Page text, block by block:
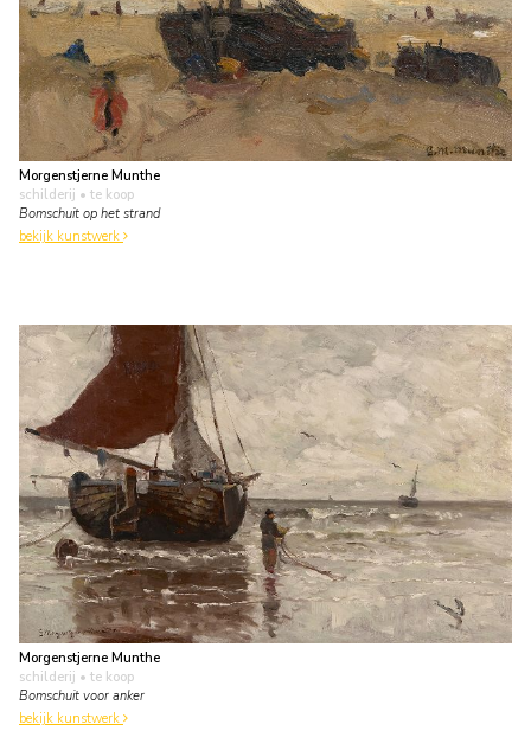
Morgenstjerne Munthe
schilderij • te koop
Bomschuit op het strand
bekijk kunstwerk
Morgenstjerne Munthe
schilderij • te koop
Bomschuit voor anker
bekijk kunstwerk